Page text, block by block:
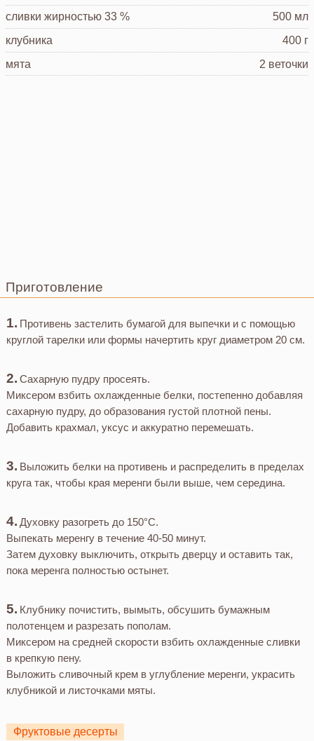
сливки жирностью 33 %
500 мл
клубника
400 г
мята
2 веточки
Приготовление
Противень застелить бумагой для выпечки и с помощью
круглой тарелки или формы начертить круг диаметром 20 см.
Сахарную пудру просеять.
Миксером взбить охлажденные белки, постепенно добавляя
сахарную пудру, до образования густой плотной пены.
Добавить крахмал, уксус и аккуратно перемешать.
Выложить белки на противень и распределить в пределах
круга так, чтобы края меренги были выше, чем середина.
Духовку разогреть до 150°С.
Выпекать меренгу в течение 40-50 минут.
Затем духовку выключить, открыть дверцу и оставить так,
пока меренга полностью остынет.
Клубнику почистить, вымыть, обсушить бумажным
полотенцем и разрезать пополам.
Миксером на средней скорости взбить охлажденные сливки
в крепкую пену.
Выложить сливочный крем в углубление меренги, украсить
клубникой и листочками мяты.
Фруктовые десерты